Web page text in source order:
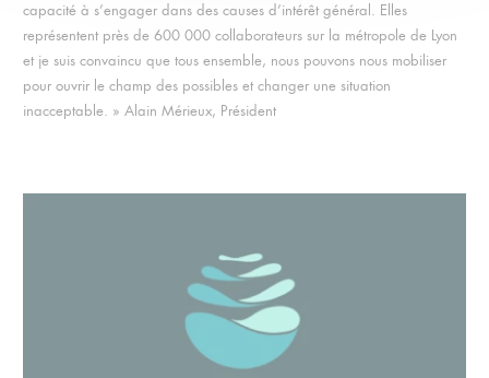
capacité à s’engager dans des causes d’intérêt général. Elles
représentent près de 600 000 collaborateurs sur la métropole de Lyon
et je suis convaincu que tous ensemble, nous pouvons nous mobiliser
pour ouvrir le champ des possibles et changer une situation
inacceptable. » Alain Mérieux, Président